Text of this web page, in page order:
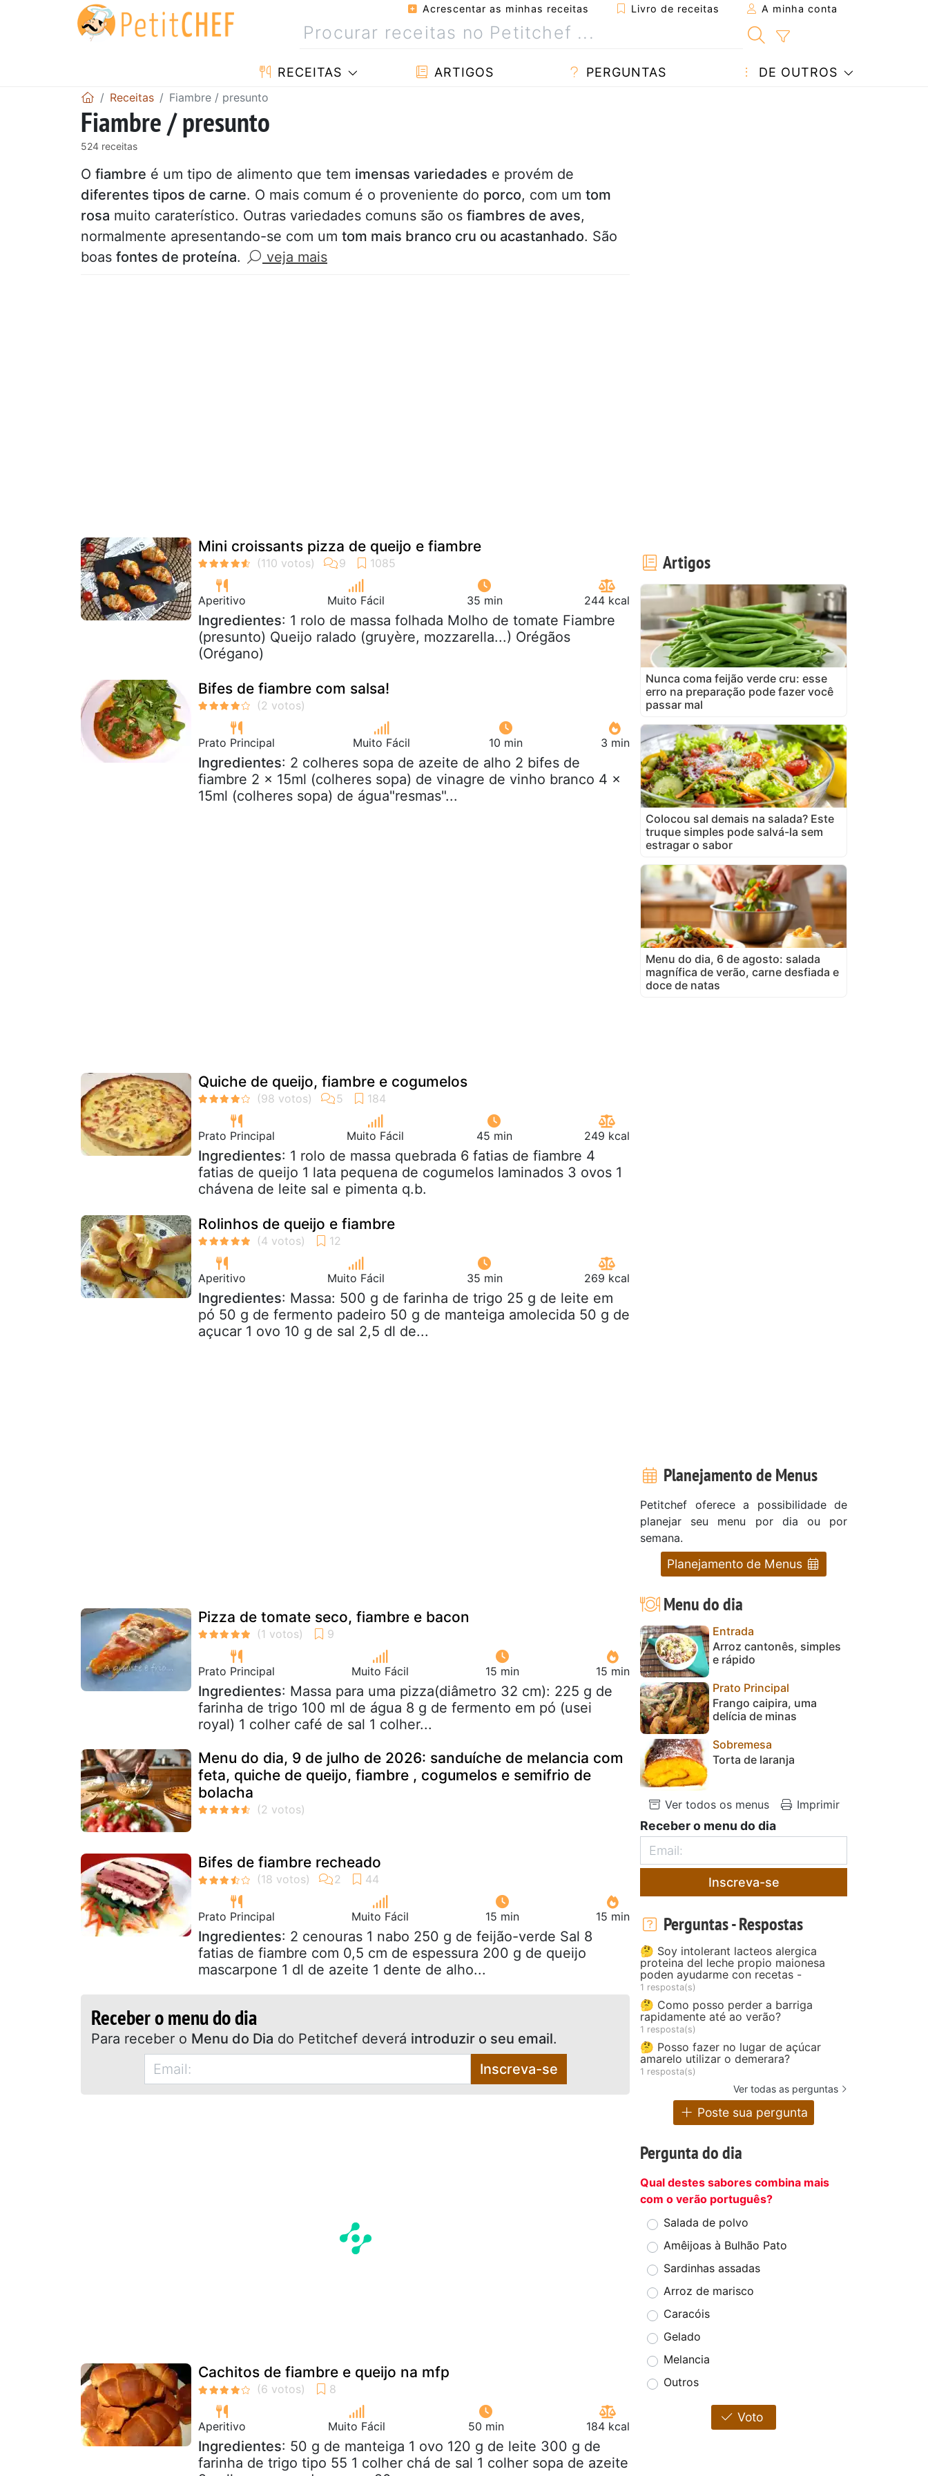
Acrescentar as minhas receitas Livro de receitas A minha conta
RECEITAS ARTIGOS PERGUNTAS DE OUTROS
Receitas Fiambre / presunto
Fiambre / presunto
524 receitas
O fiambre é um tipo de alimento que tem imensas variedades e provém de
diferentes tipos de carne. O mais comum é o proveniente do porco, com um tom
rosa muito caraterístico. Outras variedades comuns são os fiambres de aves,
normalmente apresentando-se com um tom mais branco cru ou acastanhado. São
boas fontes de proteína. veja mais
Mini croissants pizza de queijo e fiambre
Aperitivo Muito Fácil 35 min 244 kcal
Ingredientes: 1 rolo de massa folhada Molho de tomate Fiambre
(presunto) Queijo ralado (gruyère, mozzarella...) Orégãos
(Orégano)
Bifes de fiambre com salsa!
Prato Principal Muito Fácil 10 min 3 min
Ingredientes: 2 colheres sopa de azeite de alho 2 bifes de
fiambre 2 x 15ml (colheres sopa) de vinagre de vinho branco 4 x
15ml (colheres sopa) de água"resmas"...
Quiche de queijo, fiambre e cogumelos
Prato Principal Muito Fácil 45 min 249 kcal
Ingredientes: 1 rolo de massa quebrada 6 fatias de fiambre 4
fatias de queijo 1 lata pequena de cogumelos laminados 3 ovos 1
chávena de leite sal e pimenta q.b.
Rolinhos de queijo e fiambre
Aperitivo Muito Fácil 35 min 269 kcal
Ingredientes: Massa: 500 g de farinha de trigo 25 g de leite em
pó 50 g de fermento padeiro 50 g de manteiga amolecida 50 g de
açucar 1 ovo 10 g de sal 2,5 dl de...
Pizza de tomate seco, fiambre e bacon
Prato Principal Muito Fácil 15 min 15 min
Ingredientes: Massa para uma pizza(diâmetro 32 cm): 225 g de
farinha de trigo 100 ml de água 8 g de fermento em pó (usei
royal) 1 colher café de sal 1 colher...
Menu do dia, 9 de julho de 2026: sanduíche de melancia com
feta, quiche de queijo, fiambre , cogumelos e semifrio de
bolacha
Bifes de fiambre recheado
Prato Principal Muito Fácil 15 min 15 min
Ingredientes: 2 cenouras 1 nabo 250 g de feijão-verde Sal 8
fatias de fiambre com 0,5 cm de espessura 200 g de queijo
mascarpone 1 dl de azeite 1 dente de alho...
Receber o menu do dia
Para receber o Menu do Dia do Petitchef deverá introduzir o seu email.
Inscreva-se
Cachitos de fiambre e queijo na mfp
Aperitivo Muito Fácil 50 min 184 kcal
Ingredientes: 50 g de manteiga 1 ovo 120 g de leite 300 g de
farinha de trigo tipo 55 1 colher chá de sal 1 colher sopa de azeite
Artigos
Nunca coma feijão verde cru: esse
erro na preparação pode fazer você
passar mal
Colocou sal demais na salada? Este
truque simples pode salvá-la sem
estragar o sabor
Menu do dia, 6 de agosto: salada
magnífica de verão, carne desfiada e
doce de natas
Planejamento de Menus
Petitchef oferece a possibilidade de
planejar seu menu por dia ou por
semana.
Planejamento de Menus
Menu do dia
Entrada
Arroz cantonês, simples
e rápido
Prato Principal
Frango caipira, uma
delícia de minas
Sobremesa
Torta de laranja
Ver todos os menus Imprimir
Receber o menu do dia
Inscreva-se
Perguntas - Respostas
🤔 Soy intolerant lacteos alergica
proteina del leche propio maionesa
poden ayudarme con recetas -
1 resposta(s)
🤔 Como posso perder a barriga
rapidamente até ao verão?
1 resposta(s)
🤔 Posso fazer no lugar de açúcar
amarelo utilizar o demerara?
1 resposta(s)
Ver todas as perguntas
Poste sua pergunta
Pergunta do dia
Qual destes sabores combina mais
com o verão português?
Salada de polvo
Amêijoas à Bulhão Pato
Sardinhas assadas
Arroz de marisco
Caracóis
Gelado
Melancia
Outros
Voto